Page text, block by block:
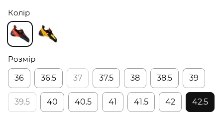
Колір
Розмір
36
36.5 37 37.5 38 38.5 39
39.5 40 40.5 41 41.5 42 42.5